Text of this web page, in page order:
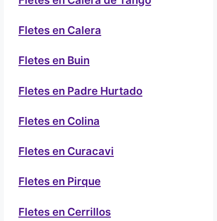
Fletes en Calera
Fletes en Buin
Fletes en Padre Hurtado
Fletes en Colina
Fletes en Curacavi
Fletes en Pirque
Fletes en Cerrillos